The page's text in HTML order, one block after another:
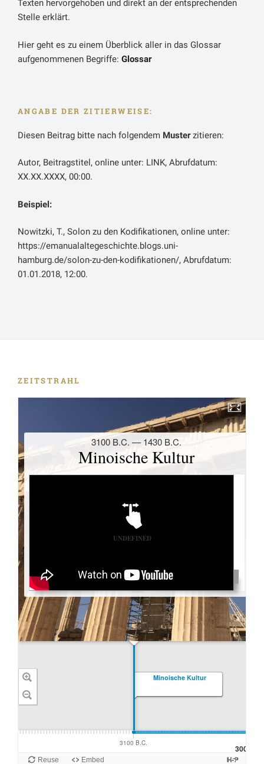
Texten hervorgehoben und direkt an der entsprechenden
Stelle erklärt.
Hier geht es zu einem Überblick aller in das Glossar
aufgenommenen Begriffe: Glossar
ANGABE DER ZITIERWEISE:
Diesen Beitrag bitte nach folgendem Musterzitieren:
Autor, Beitragstitel, online unter: LINK, Abrufdatum:
XX.XX.XXXX, 00:00.
Beispiel:
Nowitzki, T., Solon zu den Kodifikationen, online unter:
https://emanualaltegeschichte.blogs.uni-
hamburg.de/solon-zu-den-kodifikationen/, Abrufdatum:
01.01.2018, 12:00.
ZEITSTRAHL